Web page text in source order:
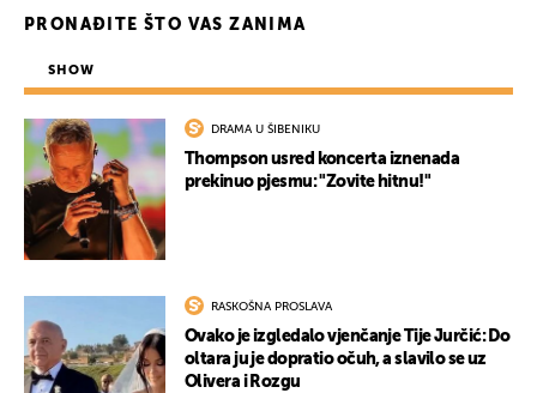
PRONAĐITE ŠTO VAS ZANIMA
SHOW
DRAMA U ŠIBENIKU
Thompson usred koncerta iznenada
prekinuo pjesmu: "Zovite hitnu!"
RASKOŠNA PROSLAVA
Ovako je izgledalo vjenčanje Tije Jurčić: Do
oltara ju je dopratio očuh, a slavilo se uz
Olivera i Rozgu